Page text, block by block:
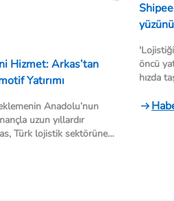
Hizmet: Arkas’tan
Yatırımı
Anadolu’nun
uzun yıllardır
Türk lojistik sektörüne
siparişi veren
öncü
hızda